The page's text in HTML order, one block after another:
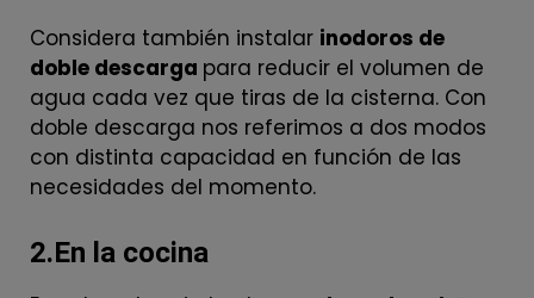
Considera también instalar inodoros de
doble descarga para reducir el volumen de
agua cada vez que tiras de la cisterna. Con
doble descarga nos referimos a dos modos
con distinta capacidad en función de las
necesidades del momento.
2.En la cocina